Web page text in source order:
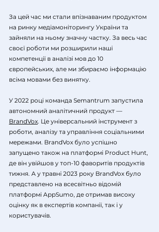
За цей час ми стали впізнаваним продуктом
на ринку медіамоніторингу України та
зайняли на ньому значну частку. За весь час
своєї роботи ми розширили наші
компетенції в аналізі мов до 10
європейських, але ми збираємо інформацію
всіма мовами без винятку.​
У 2022 році команда Semantrum запустила
автономний аналітичний продукт —
BrandVox. Це універсальний інструмент з
роботи, аналізу та управління соціальними
мережами. BrandVox було успішно
запущено також на платформі Product Hunt,
де він увійшов у топ-10 фаворитів продуктів
тижня. А у травні 2023 року BrandVox було
представлено на всесвітньо відомій
платформі AppSumo, де отримав високу
оцінку як в експертів компанії, так і у
користувачів.